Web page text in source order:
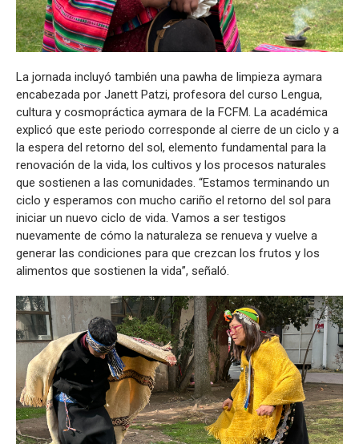
La jornada incluyó también una pawha de limpieza aymara
encabezada por Janett Patzi, profesora del curso Lengua,
cultura y cosmopráctica aymara de la FCFM. La académica
explicó que este periodo corresponde al cierre de un ciclo y a
la espera del retorno del sol, elemento fundamental para la
renovación de la vida, los cultivos y los procesos naturales
que sostienen a las comunidades. “Estamos terminando un
ciclo y esperamos con mucho cariño el retorno del sol para
iniciar un nuevo ciclo de vida. Vamos a ser testigos
nuevamente de cómo la naturaleza se renueva y vuelve a
generar las condiciones para que crezcan los frutos y los
alimentos que sostienen la vida”, señaló.